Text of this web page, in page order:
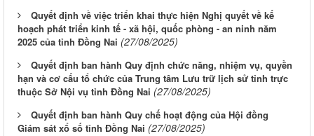
Quyết định về việc triển khai thực hiện Nghị quyết về kế
hoạch phát triển kinh tế - xã hội, quốc phòng - an ninh năm
2025 của tỉnh Đồng Nai (27/08/2025)
Quyết định ban hành Quy định chức năng, nhiệm vụ, quyền
hạn và cơ cấu tổ chức của Trung tâm Lưu trữ lịch sử tỉnh trực
thuộc Sở Nội vụ tỉnh Đồng Nai (27/08/2025)
Quyết định ban hành Quy chế hoạt động của Hội đồng
Giám sát xổ số tỉnh Đồng Nai (27/08/2025)